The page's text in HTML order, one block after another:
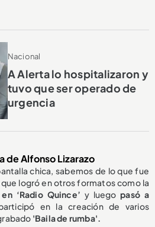
Nacional
A Alerta lo hospitalizaron y
tuvo que ser operado de
urgencia
de Alfonso Lizarazo
chica, sabemos de lo que fue
logró en otros formatos como la
‘Radio Quince’ y luegopasó a
en la creación de varios
'Baila de rumba'.